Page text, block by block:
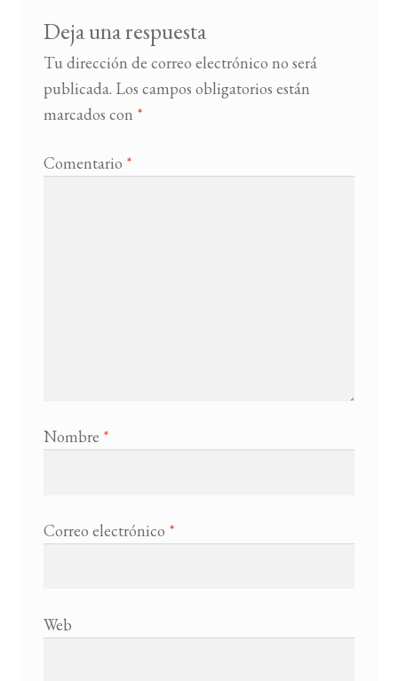
Deja una respuesta
Tu dirección de correo electrónico no será
publicada. Los campos obligatorios están
marcados con *
Comentario *
Nombre *
Correo electrónico *
Web